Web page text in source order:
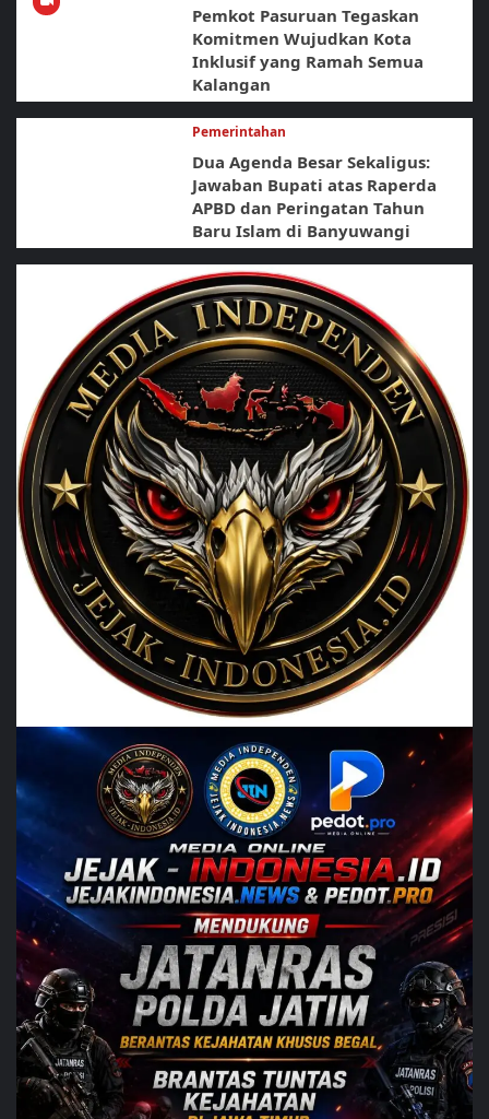
Pemkot Pasuruan Tegaskan
Komitmen Wujudkan Kota
Inklusif yang Ramah Semua
Kalangan
Pemerintahan
Dua Agenda Besar Sekaligus:
Jawaban Bupati atas Raperda
APBD dan Peringatan Tahun
Baru Islam di Banyuwangi